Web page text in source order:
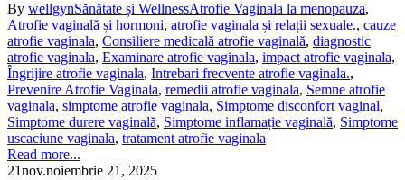
By wellgynSănătate și WellnessAtrofie Vaginala la menopauza,
Atrofie vaginală și hormoni, atrofie vaginala și relații sexuale., cauze
atrofie vaginala, Consiliere medicală atrofie vaginală, diagnostic
atrofie vaginala, Examinare atrofie vaginala, impact atrofie vaginala,
Îngrijire atrofie vaginala, Intrebari frecvente atrofie vaginala.,
Prevenire Atrofie Vaginala, remedii atrofie vaginala, Semne atrofie
vaginala, simptome atrofie vaginala, Simptome disconfort vaginal,
Simptome durere vaginală, Simptome inflamație vaginală, Simptome
uscaciune vaginala, tratament atrofie vaginala
Read more...
21nov.noiembrie 21, 2025